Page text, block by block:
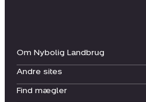
Om Nybolig Landbrug
Andre sites
Find mægler